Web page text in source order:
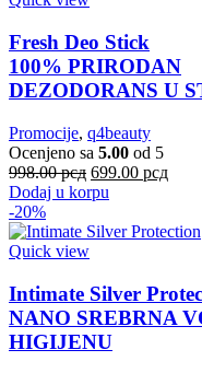
Fresh Deo Stick
100% PRIRODAN
DEZODORANS U
Promocije, q4beauty
Ocenjeno sa 5.00 od 5
998.00рсд Оригинална
цена
била:
699.00 рсд
Dodaj u korpu
-20%
Quick view
Intimate Silver
NANO SREBRNA
HIGIJENU